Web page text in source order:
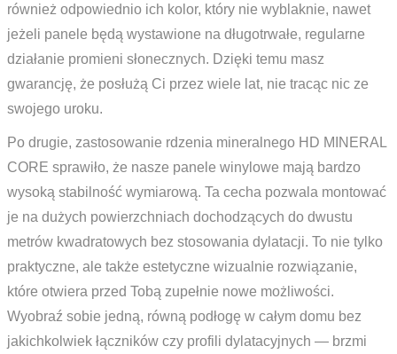
również odpowiednio ich kolor, który nie wyblaknie, nawet
jeżeli panele będą wystawione na długotrwałe, regularne
działanie promieni słonecznych. Dzięki temu masz
gwarancję, że posłużą Ci przez wiele lat, nie tracąc nic ze
swojego uroku.
Po drugie, zastosowanie rdzenia mineralnego HD MINERAL
CORE sprawiło, że nasze panele winylowe mają bardzo
wysoką stabilność wymiarową. Ta cecha pozwala montować
je na dużych powierzchniach dochodzących do dwustu
metrów kwadratowych bez stosowania dylatacji. To nie tylko
praktyczne, ale także estetyczne wizualnie rozwiązanie,
które otwiera przed Tobą zupełnie nowe możliwości.
Wyobraź sobie jedną, równą podłogę w całym domu bez
jakichkolwiek łączników czy profili dylatacyjnych — brzmi